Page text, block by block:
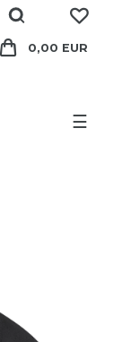
0,00 EUR
☰